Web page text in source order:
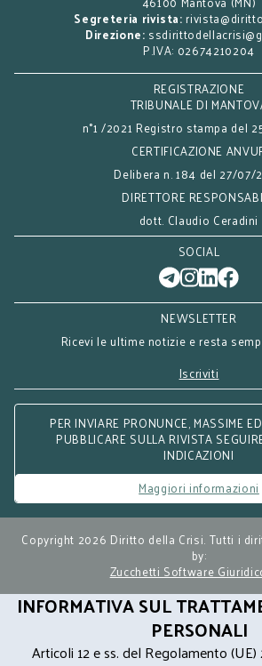
Segreteria rivista:
Direzione:
P.IVA: 02674210204
REGISTRAZIONE
TRIBUNALE DI
n°1 /2021 Registro stampa del
CERTIFICAZIONE
Delibera n. 184 del 27/07/
DIRETTORE
dott. Claudio Ceradini
SOCIAL
NEWSLETTER
Ricevi le ultime notizie e resta
Iscriviti
PER INVIARE PRONUNCE, MASSIME
PUBBLICARE SULLA RIVISTA
INDICAZIONI
Maggiori informazioni
Copyright 2026 Diritto della Crisi. Tutti i
by:
Zucchetti Software
INFORMATIVA SUL
PERSONALI
Articoli 12 e ss. del Regolamento